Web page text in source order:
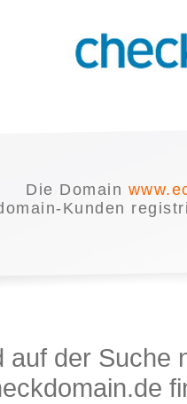
Die Domain
Kunden
auf der Suche